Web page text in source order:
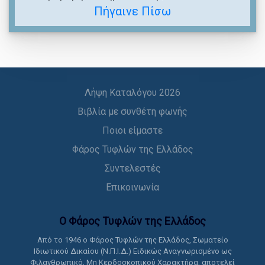
Πήγαινε Πίσω
Λήψη Καταλόγου 2026
Βιβλία με συνθέτη φωνής
Ποιοι είμαστε
Φάρος Τυφλών της Ελλάδος
Συντελεστές
Επικοινωνία
Ο Φάρος Τυφλών της Ελλάδoς
Από το 1946 ο Φάρος Τυφλών της Ελλάδος, Σωματείο
Ιδιωτικού Δικαίου (Ν.Π.Ι.Δ.) Ειδικώς Αναγνωρισμένο ως
Φιλανθρωπικό, Μη Κερδοσκοπικού Χαρακτήρα, αποτελεί